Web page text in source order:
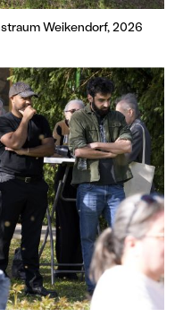
Weikendorf, 2026